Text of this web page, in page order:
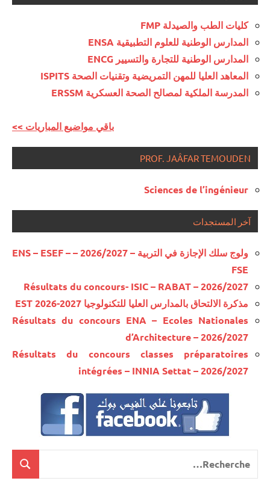
كليات الطب والصيدلة FMP
المدارس الوطنية للعلوم التطبيقية ENSA
المدارس الوطنية للتجارة والتسيير ENCG
المعاهد العليا للمهن التمريضية وتقنيات الصحة ISPITS
المدرسة الملكية لمصالح الصحة العسكرية ERSSM
<< باقي مواضيع المباريات
PROF. JAÂFAR TEMOUDEN
Sciences de l’ingénieur
آخر المستجدات
ولوج سلك الإجازة في التربية – 2026/2027 – ENS – ESEF –
FSE
Résultats du concours- ISIC – RABAT – 2026/2027
مذكرة الالتحاق بالمدارس العليا للتكنولوجيا EST 2026-2027
Résultats du concours ENA – Ecoles Nationales
d’Architecture – 2026/2027
Résultats du concours classes préparatoires
intégrées – INNIA Settat – 2026/2027